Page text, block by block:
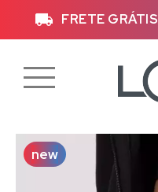
FRETE GRÁTIS
new